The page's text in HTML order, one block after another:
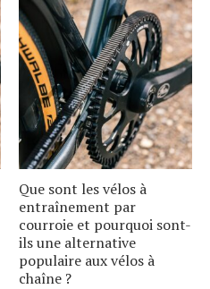
Que sont les vélos à
entraînement par
courroie et pourquoi sont-
ils une alternative
populaire aux vélos à
chaîne ?